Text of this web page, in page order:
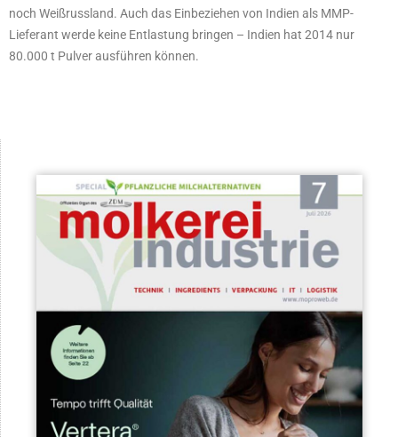
noch Weißrussland. Auch das Einbeziehen von Indien als MMP-
Lieferant werde keine Entlastung bringen – Indien hat 2014 nur
80.000 t Pulver ausführen können.